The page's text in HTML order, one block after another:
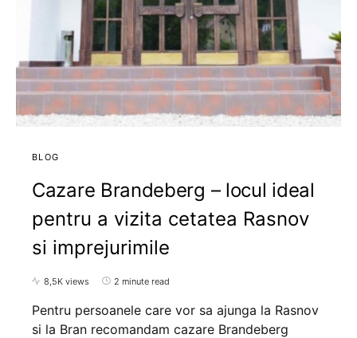
BLOG
Cazare Brandeberg – locul ideal
pentru a vizita cetatea Rasnov
si imprejurimile
8,5K views 2 minute read
Pentru persoanele care vor sa ajunga la Rasnov
si la Bran recomandam cazare Brandeberg